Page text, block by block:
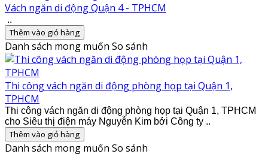
Vách ngăn di động Quận 4 - TPHCM
..
Thêm vào giỏ hàng
Danh sách mong muốn So sánh
Thi công vách ngăn di động phòng họp tại Quận 1,
TPHCM
Thi công vách ngăn di động phòng họp tại Quận 1, TPHCM
cho Siêu thị điện máy Nguyễn Kim bởi Công ty ..
Thêm vào giỏ hàng
Danh sách mong muốn So sánh